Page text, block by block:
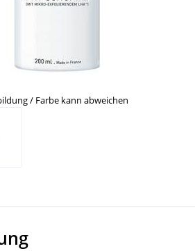
/ Farbe kann abweichen